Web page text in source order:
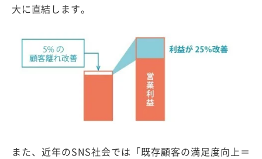
大に直結します。
また、近年のSNS社会では「既存顧客の満足度向上＝